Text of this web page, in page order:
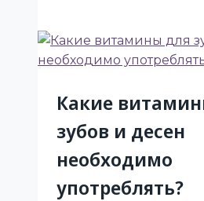
Какие
зубов и десен
необходимо
употреблять?